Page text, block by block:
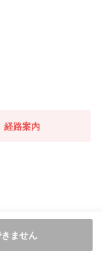
経路案内
ません